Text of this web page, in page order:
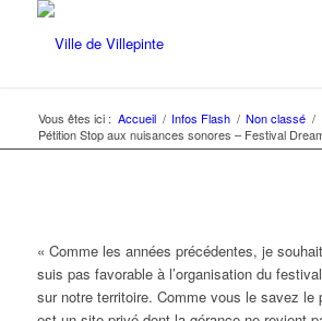
Vous êtes ici : Accueil / Infos Flash / Non classé /
Pétition Stop aux nuisances sonores – Festival
« Comme les années précédentes, je
suis pas favorable à l’organisation du
sur notre territoire. Comme vous le savez le